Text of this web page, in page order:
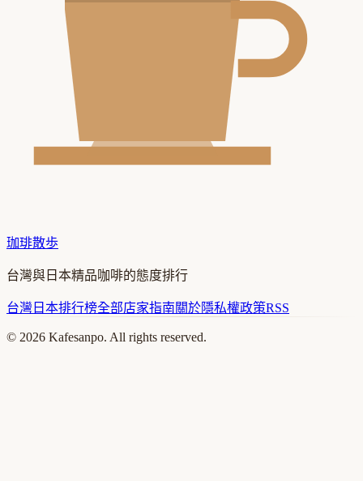
珈琲散歩
台灣與日本精品咖啡的態度排行
台灣 日本排行榜全部店家指南關於隱私權政策RSS
© 2026 Kafesanpo. All rights reserved.